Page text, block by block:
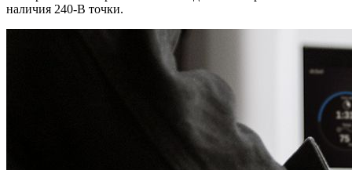
наличия 240‑В точки.